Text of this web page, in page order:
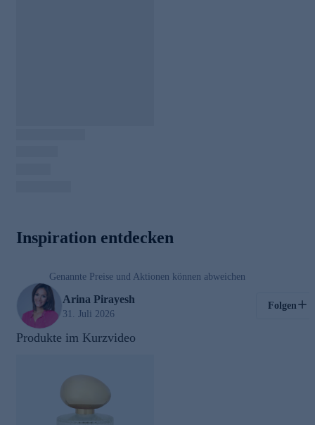
Inspiration entdecken
Kosmetik
/
00:26
Genannte Preise und Aktionen können abweichen
Arina Pirayesh
31. Juli 2026
Folgen
Produkte im Kurzvideo